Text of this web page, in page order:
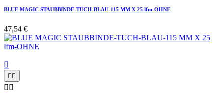
BLUE MAGIC STAUBBINDE-TUCH-BLAU-115 MM X 25 lfm-OHNE
47,54 €

 
 